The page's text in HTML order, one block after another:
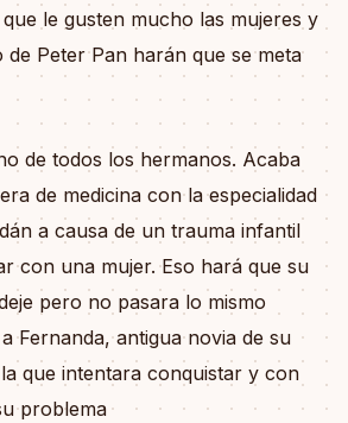
le gusten mucho las mujeres y
Peter Pan harán que se meta
de todos los hermanos. Acaba
de medicina con la especialidad
a causa de un trauma infantil
con una mujer. Eso hará que su
pero no pasara lo mismo
Fernanda, antigua novia de su
que intentara conquistar y con
problema